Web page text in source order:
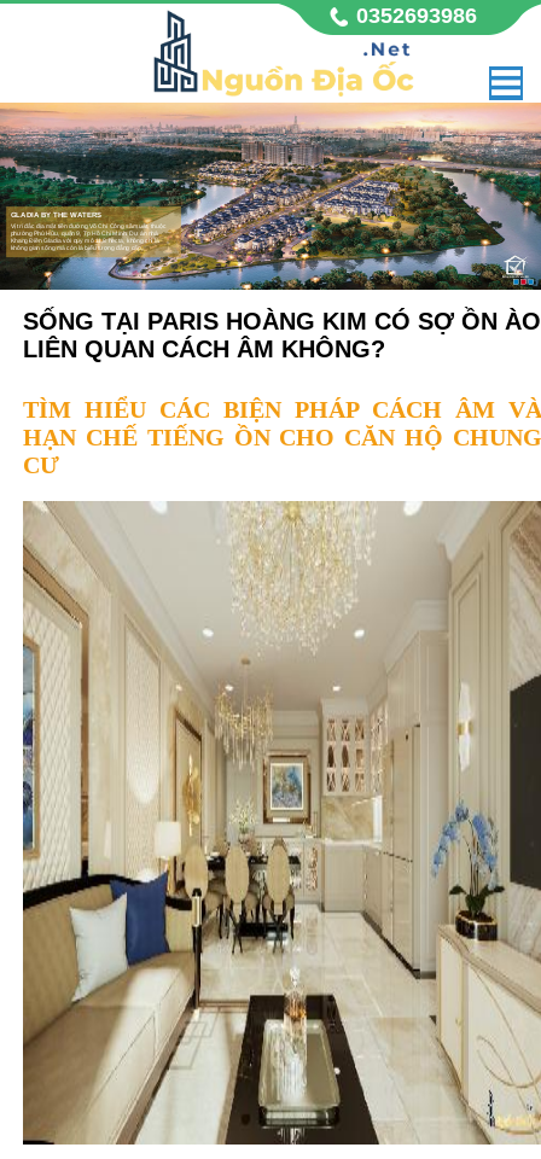
0352693986
GLADIA BY THE WATERS
Vị trí đắc địa mặt tiền đường Võ Chí Công sầm uất, thuộc
phường Phú Hữu, quận 9, Tp Hồ Chí Minh. Dự án nhà
Khang Điền Gladia với quy mô 11,8 hecta, không chỉ là
không gian sống mà còn là biểu tượng đẳng cấp,
SỐNG TẠI PARIS HOÀNG KIM CÓ SỢ ỒN ÀO
LIÊN QUAN CÁCH ÂM KHÔNG?
TÌM HIỂU CÁC BIỆN PHÁP CÁCH ÂM
HẠN CHẾ TIẾNG ỒN CHO CĂN HỘ
CƯ